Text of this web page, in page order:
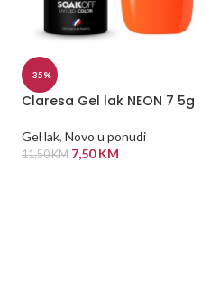
-35%
Claresa Gel lak NEON 7 5g
Gel lak, Novo u ponudi
11,50KM 7,50KM